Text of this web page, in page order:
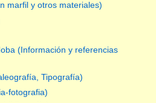
marfil y otros materiales)
(Información y referencias
Tipografía)
fotografia)